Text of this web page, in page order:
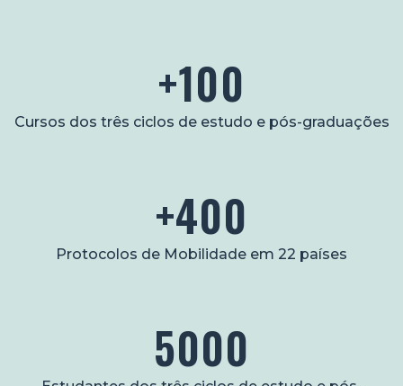
+100
Cursos dos três ciclos de estudo e pós-graduações
+400
Protocolos de Mobilidade em 22 países
5000